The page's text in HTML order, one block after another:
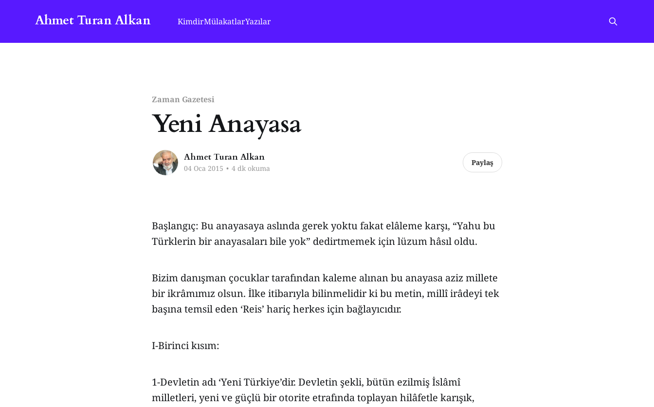
Ahmet Turan Alkan KimdirMülakatlarYazılar
Zaman Gazetesi
Yeni Anayasa
Ahmet Turan Alkan
04 Oca 2015 • 4 dk okuma
Paylaş
Başlangıç: Bu anayasaya aslında gerek yoktu fakat elâleme karşı, “Yahu bu
Türklerin bir anayasaları bile yok” dedirtmemek için lüzum hâsıl oldu.
Bizim danışman çocuklar tarafından kaleme alınan bu anayasa aziz millete
bir ikrâmımız olsun. İlke itibarıyla bilinmelidir ki bu metin, millî irâdeyi tek
başına temsil eden ‘Reis’ hariç herkes için bağlayıcıdır.
I-Birinci kısım:
1-Devletin adı ‘Yeni Türkiye’dir. Devletin şekli, bütün ezilmiş İslâmî
milletleri, yeni ve güçlü bir otorite etrafında toplayan hilâfetle karışık,